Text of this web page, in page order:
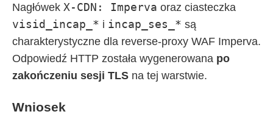
Nagłówek X-CDN: Imperva oraz ciasteczka
visid_incap_* i incap_ses_* są
charakterystyczne dla reverse-proxy WAF Imperva.
Odpowiedź HTTP została wygenerowana po
zakończeniu sesji TLS na tej warstwie.
Wniosek